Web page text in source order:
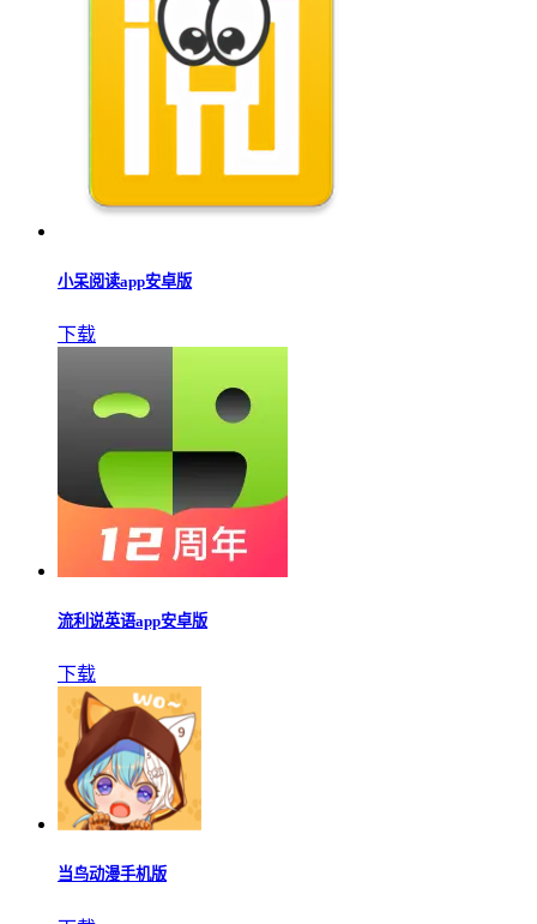
小呆阅读app安卓版
下载
流利说英语app安卓版
下载
当鸟动漫手机版